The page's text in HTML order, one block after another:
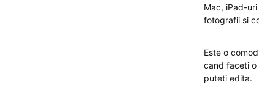
Mac, iPad-
fotografii si
Este o
cand faceti o
puteti edita.